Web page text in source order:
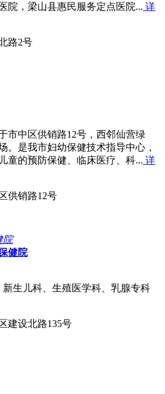
院，梁山县惠民服务定点医院... 详
路2号
市中区供销路12号，西邻仙营绿
。是我市妇幼保健技术指导中心，
童的预防保健、临床医疗、科... 详
供销路12号
健院
生儿科、生殖医学科、乳腺专科
建设北路135号